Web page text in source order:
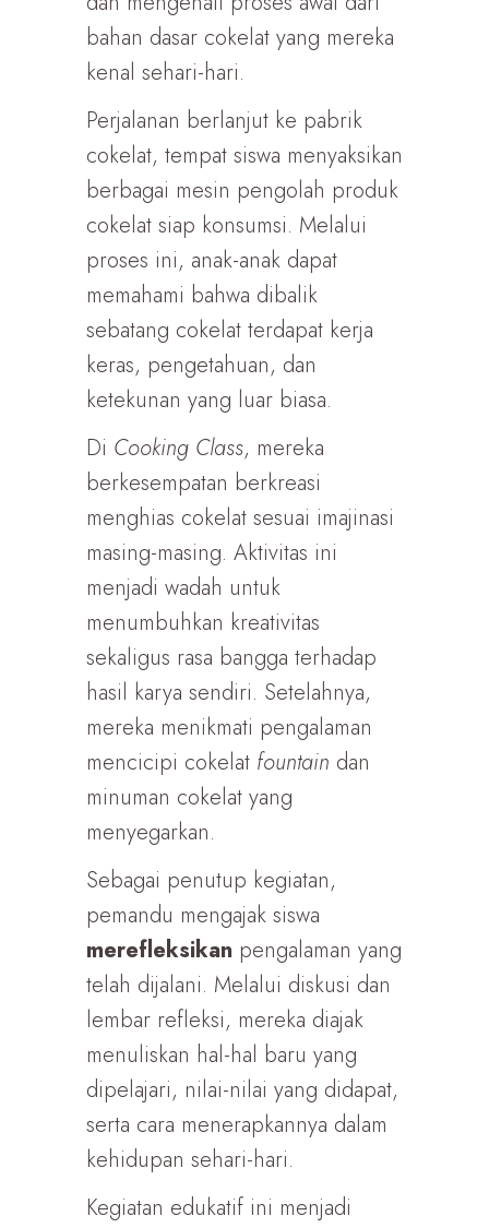
bahan dasar cokelat yang mereka
kenal sehari-hari.
Perjalanan berlanjut ke pabrik
cokelat, tempat siswa menyaksikan
berbagai mesin pengolah produk
cokelat siap konsumsi. Melalui
proses ini, anak-anak dapat
memahami bahwa dibalik
sebatang cokelat terdapat kerja
keras, pengetahuan, dan
ketekunan yang luar biasa.
Di Cooking Class, mereka
berkesempatan berkreasi
menghias cokelat sesuai imajinasi
masing-masing. Aktivitas ini
menjadi wadah untuk
menumbuhkan kreativitas
sekaligus rasa bangga terhadap
hasil karya sendiri. Setelahnya,
mereka menikmati pengalaman
mencicipi cokelat fountain dan
minuman cokelat yang
menyegarkan.
Sebagai penutup kegiatan,
pemandu mengajak siswa
merefleksikan pengalaman yang
telah dijalani. Melalui diskusi dan
lembar refleksi, mereka diajak
menuliskan hal-hal baru yang
dipelajari, nilai-nilai yang didapat,
serta cara menerapkannya dalam
kehidupan sehari-hari.
Kegiatan edukatif ini menjadi